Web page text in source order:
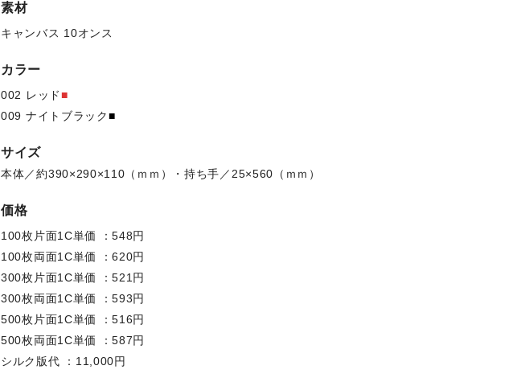
素材
キャンバス 10オンス
カラー
002 レッド■
009 ナイトブラック■
サイズ
本体／約390×290×110（ｍｍ）・持ち手／25×560（ｍｍ）
価格
100枚片面1C単価 ：548円
100枚両面1C単価 ：620円
300枚片面1C単価 ：521円
300枚両面1C単価 ：593円
500枚片面1C単価 ：516円
500枚両面1C単価 ：587円
シルク版代 ：11,000円